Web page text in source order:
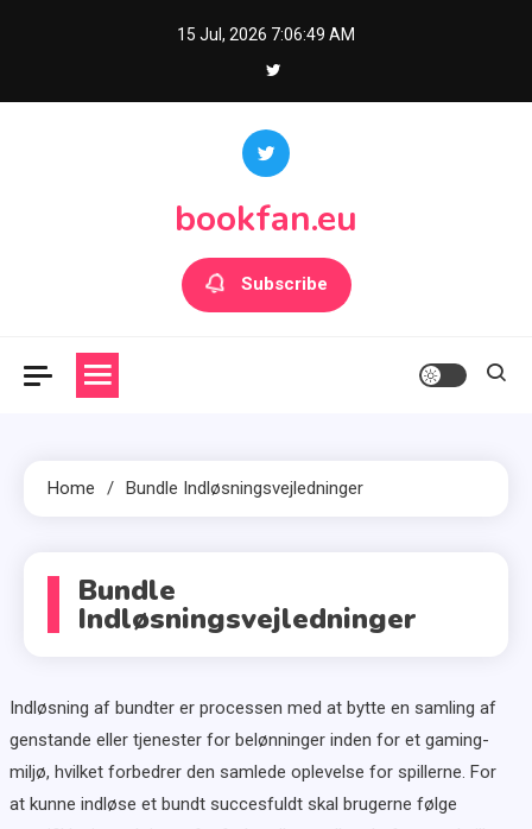
15 Jul, 2026 7:06:51 AM
bookfan.eu
Subscribe
Home Bundle Indløsningsvejledninger
Bundle
Indløsningsvejledninger
Indløsning af bundter er processen med at bytte en samling af
genstande eller tjenester for belønninger inden for et gaming-
miljø, hvilket forbedrer den samlede oplevelse for spillerne. For
at kunne indløse et bundt succesfuldt skal brugerne følge